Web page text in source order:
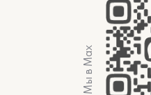
Мы в Max